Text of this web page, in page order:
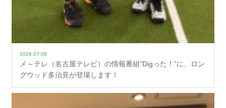
2026.07.08
メ～テレ（名古屋テレビ）の情報番組”Digった！”に、ロン
グウッド多治見が登場します！